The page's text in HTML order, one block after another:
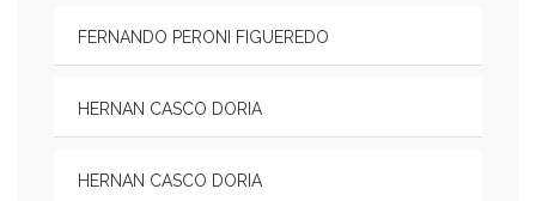
FERNANDO PERONI FIGUEREDO
HERNAN CASCO DORIA
HERNAN CASCO DORIA